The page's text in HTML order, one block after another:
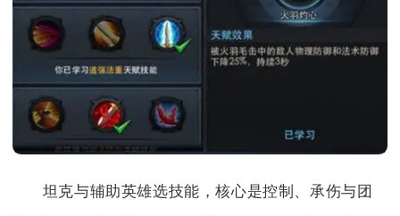
坦克与辅助英雄选技能，核心是控制、承伤与团